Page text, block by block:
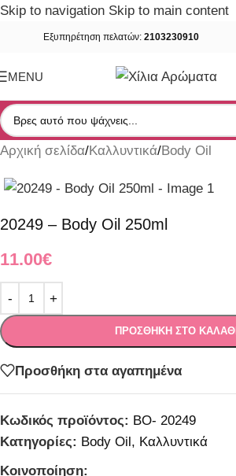
Skip to navigation Skip to main content
Εξυπηρέτηση πελατών: 2103230910
MENU
Αρχική σελίδα/Καλλυντικά/Body Oil
20249 – Body Oil 250ml
11.00€
ΠΡΟΣΘΉΚΗ ΣΤΟ ΚΑΛΆΘΙ
Προσθήκη στα αγαπημένα
Κωδικός προϊόντος: BO- 20249
Κατηγορίες: Body Oil, Καλλυντικά
Κοινοποίηση: